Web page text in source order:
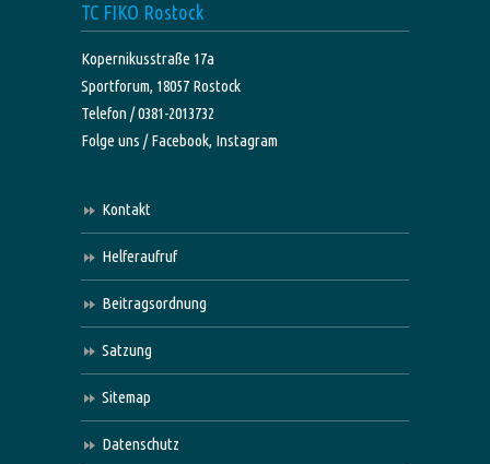
TC FIKO Rostock
Kopernikusstraße 17a
Sportforum, 18057 Rostock
Telefon / 0381-2013732
Folge uns /Facebook, Instagram
Kontakt
Helferaufruf
Beitragsordnung
Satzung
Sitemap
Datenschutz